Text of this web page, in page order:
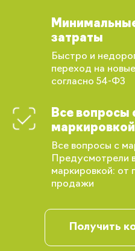
затраты
Быстро и
переход на
согласно 54-ФЗ
Все вопросы
маркировкой
Все вопросы с
Предусмотрели
маркировкой:
продажи
Получить
заказов и